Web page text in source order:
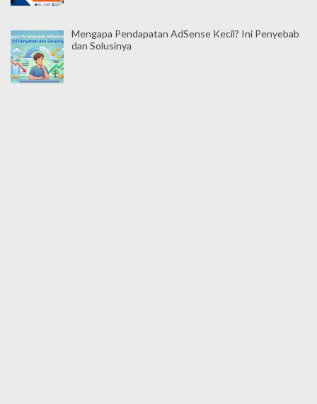
Mengapa Pendapatan AdSense Kecil? Ini Penyebab
dan Solusinya